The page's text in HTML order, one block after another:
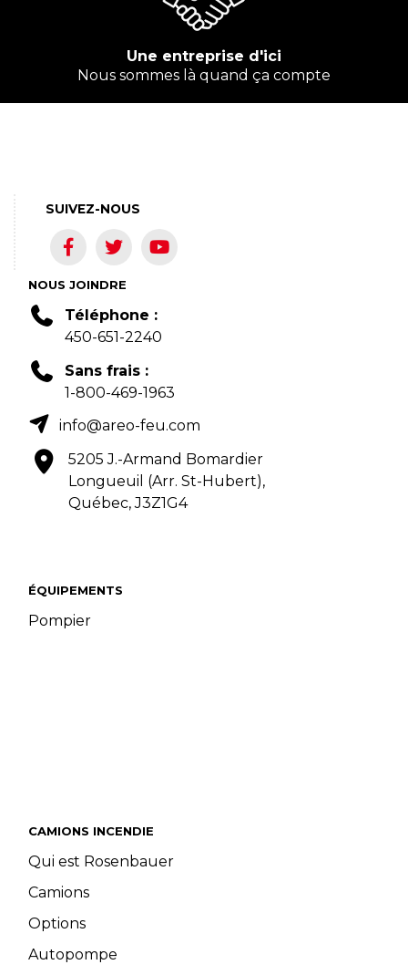
Une entreprise d'ici
Nous sommes là quand ça compte
ÉQUIPEMENTS
Pompier
CAMIONS INCENDIE
Qui est Rosenbauer
Camions
Options
Autopompe
NOUS JOINDRE
Téléphone :
450-651-2240
Sans frais :
1-800-469-1963
info@areo-feu.com
5205 J.-Armand Bomardier
Longueuil (Arr. St-Hubert),
Québec, J3Z1G4
SUIVEZ-NOUS